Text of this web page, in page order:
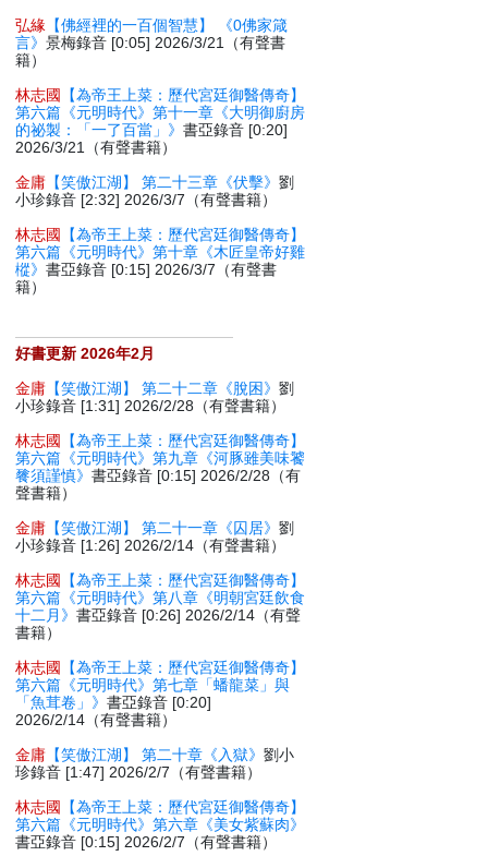
弘緣 【佛經裡的一百個智慧】 《0佛家箴
言》景梅錄音 [0:05] 2026/3/21（有聲書
籍）
林志國
【為帝王上菜：歷代宮廷御醫傳奇】
第六篇《元明時代》第十一章《大明御廚房
的祕製：「一了百當」》書亞錄音 [0:20]
2026/3/21（有聲書籍）
金庸 【笑傲江湖】 第二十三章《伏擊》劉
小珍錄音 [2:32] 2026/3/7（有聲書籍）
林志國
【為帝王上菜：歷代宮廷御醫傳奇】
第六篇《元明時代》第十章《木匠皇帝好雞
樅》書亞錄音 [0:15] 2026/3/7（有聲書
籍）
好書更新 2026年2月
金庸 【笑傲江湖】 第二十二章《脫困》劉
小珍錄音 [1:31] 2026/2/28（有聲書籍）
林志國
【為帝王上菜：歷代宮廷御醫傳奇】
第六篇《元明時代》第九章《河豚雖美味饕
餮須謹慎》書亞錄音 [0:15] 2026/2/28（有
聲書籍）
金庸 【笑傲江湖】 第二十一章《囚居》劉
小珍錄音 [1:26] 2026/2/14（有聲書籍）
林志國
【為帝王上菜：歷代宮廷御醫傳奇】
第六篇《元明時代》第八章《明朝宮廷飲食
十二月》書亞錄音 [0:26] 2026/2/14（有聲
書籍）
林志國
【為帝王上菜：歷代宮廷御醫傳奇】
第六篇《元明時代》第七章「蟠龍菜」與
「魚茸卷」》書亞錄音 [0:20]
2026/2/14（有聲書籍）
金庸 【笑傲江湖】 第二十章《入獄》劉小
珍錄音 [1:47] 2026/2/7（有聲書籍）
林志國
【為帝王上菜：歷代宮廷御醫傳奇】
第六篇《元明時代》第六章《美女紫蘇肉》
書亞錄音 [0:15] 2026/2/7（有聲書籍）